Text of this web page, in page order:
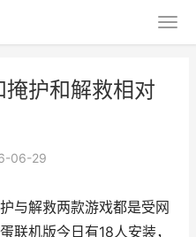
护和解救相对
06-29
与解救两款游戏都是受网
联机版今日有18人安装，